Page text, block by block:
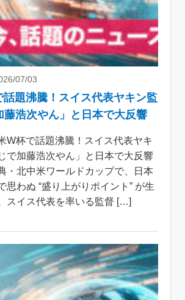
07/03
話題沸騰！スイス代表ヤキン監
藤浩次やん」と日本で大反響
W杯で話題沸騰！スイス代表ヤキ
で加藤浩次やん」と日本で大反響
・北中米ワールドカップで、日本
思わぬ “盛り上がりポイント” が生
スイス代表を率いる監督 […]